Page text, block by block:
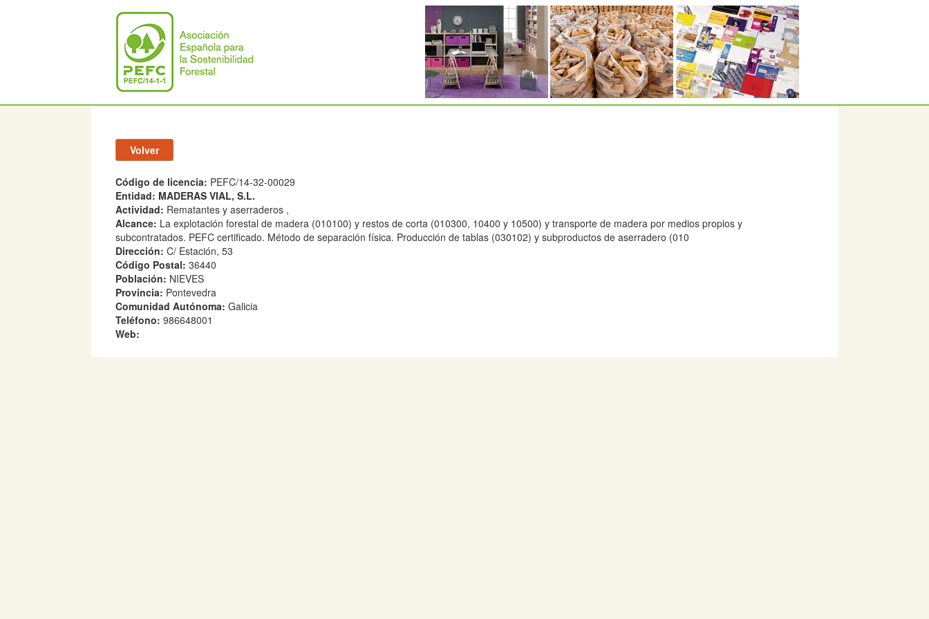
Código de licencia: PEFC/14-32-00029
Entidad: MADERAS VIAL, S.L.
Actividad: Rematantes y aserraderos ,
Alcance: La explotación forestal de madera (010100) y restos de corta (010300, 10400 y 10500) y transporte de madera por medios propios y
subcontratados. PEFC certificado. Método de separación física. Producción de tablas (030102) y subproductos de aserradero (010
Dirección: C/ Estación, 53
Código Postal: 36440
Población: NIEVES
Provincia: Pontevedra
Comunidad Autónoma: Galicia
Teléfono: 986648001
Web: